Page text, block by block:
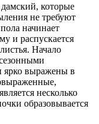
которые
не требуют
начинает
и распускается
Начало
ярко выражены в
несколько
образовывается